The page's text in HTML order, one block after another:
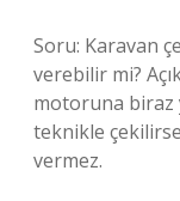
Soru: Karavan
verebilir mi?
motoruna biraz
teknikle
vermez.